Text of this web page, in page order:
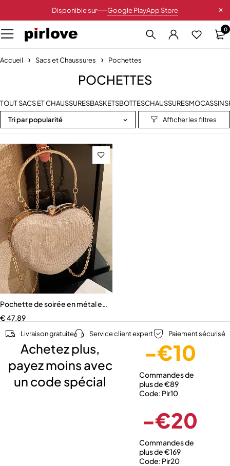
Disponible sur Google PlayApp Store
0
Accueil Sacs et Chaussures Pochettes
POCHETTES
TOUT SACS ET CHAUSSURESBASKETSBOTTESCHAUSSURESMOCASSINS
Tri par popularité
Pochette de soirée en métal en forme de cœur pour femme
€47,89
Livraison gratuite Service client expert Paiement sécurisé
Achetez plus,
payez moins avec
un code spécial
-€10
Commandes de
plus de €89
Code: Pir10
-€20
Commandes de
plus de €169
Code: Pir20